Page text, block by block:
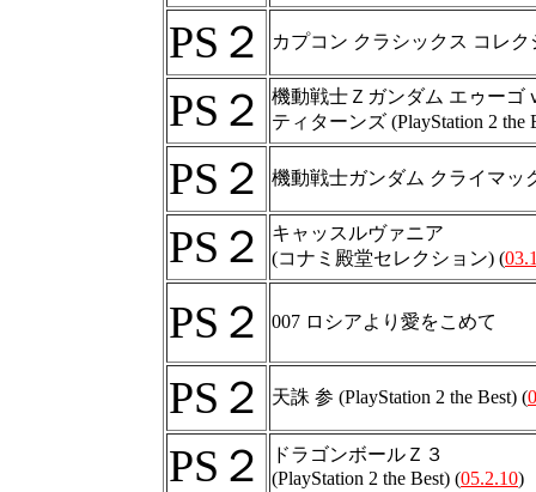
PS２ カプコン クラシックス コレク
PS２
機動戦士Ｚガンダム エゥーゴ
ティターンズ (PlayStation 2 the
PS２ 機動戦士ガンダム クライマッ
PS２
キャッスルヴァニア
(コナミ殿堂セレクション) (
PS２ 007 ロシアより愛をこめて
PS２ 天誅 参 (PlayStation 2 the Best) (
PS２
ドラゴンボールＺ３
(PlayStation 2 the Best) (05.2.10)